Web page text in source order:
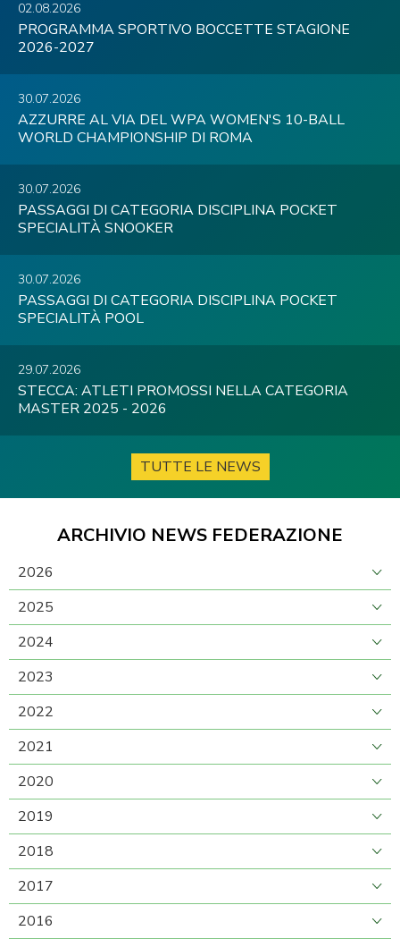
02.08.2026
PROGRAMMA SPORTIVO BOCCETTE STAGIONE
2026-2027
30.07.2026
AZZURRE AL VIA DEL WPA WOMEN'S 10-BALL
WORLD CHAMPIONSHIP DI ROMA
30.07.2026
PASSAGGI DI CATEGORIA DISCIPLINA POCKET
SPECIALITÀ SNOOKER
30.07.2026
PASSAGGI DI CATEGORIA DISCIPLINA POCKET
SPECIALITÀ POOL
29.07.2026
STECCA: ATLETI PROMOSSI NELLA CATEGORIA
MASTER 2025 - 2026
TUTTE LE NEWS
ARCHIVIO NEWS FEDERAZIONE
2026
2025
2024
2023
2022
2021
2020
2019
2018
2017
2016